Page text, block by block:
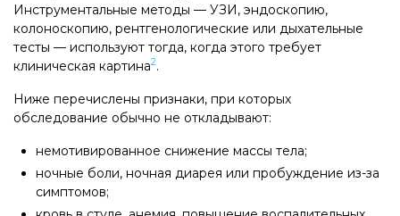
Инструментальные методы — УЗИ, эндоскопию,
колоноскопию, рентгенологические или дыхательные
тесты — используют тогда, когда этого требует
клиническая картина2.
Ниже перечислены признаки, при которых
обследование обычно не откладывают:
немотивированное снижение массы тела;
ночные боли, ночная диарея или пробуждение из-за
симптомов;